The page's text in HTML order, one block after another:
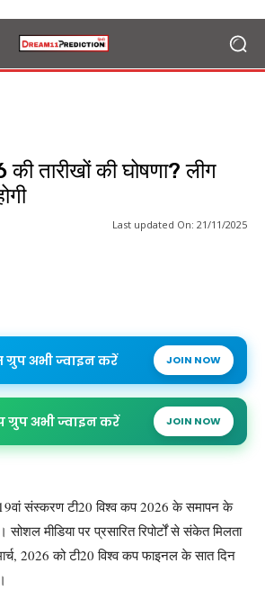
तारीखों की घोषणा? लीग
Last updated On: 21/11/2025
ग्रुप अभी ज्वाइन करें JOIN NOW
ग्रुप अभी ज्वाइन करें JOIN NOW
19वां संस्करण टी20 विश्व कप 2026 के समापन के
मीडिया पर प्रसारित रिपोर्टों से संकेत मिलता
2026 को टी20 विश्व कप फाइनल के सात दिन